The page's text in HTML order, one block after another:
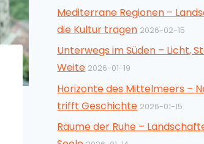
Mediterrane Regionen –
die Kultur tragen 2026-02-15
Unterwegs im Süden – Licht,
Weite 2026-01-19
Horizonte des Mittelmeers –
trifft Geschichte 2026-01-15
Räume der Ruhe –